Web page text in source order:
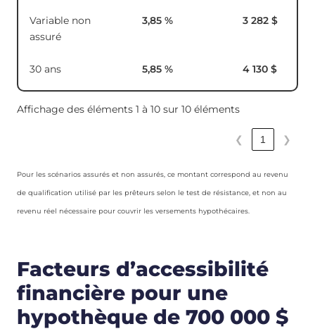
Variable non
assuré
30 ans
3,85 %
5,85 %
3 282 $
4 130 $
Affichage des éléments 1 à 10 sur 10 éléments
❮ 1 ❯
Pour les scénarios assurés et non assurés, ce montant correspond au revenu
de qualification utilisé par les prêteurs selon le test de résistance, et non au
revenu réel nécessaire pour couvrir les versements hypothécaires.
Facteurs d’accessibilité
financière pour une
hypothèque de 700 000 $